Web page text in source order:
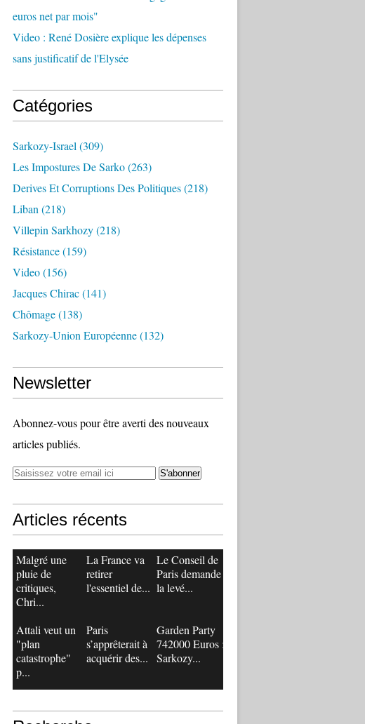
euros net par mois"
Video : René Dosière explique les dépenses
sans justificatif de l'Elysée
Catégories
Sarkozy-Israel (309)
Les Impostures De Sarko(263)
Derives Et Corruptions Des Politiques(218)
Liban (218)
Villepin Sarkhozy(218)
Résistance(159)
Video(156)
Jacques Chirac(141)
Chômage(138)
Sarkozy-Union Européenne(132)
Newsletter
Abonnez-vous pour être averti des nouveaux
articles publiés.
Articles récents
Malgré une
pluie de
critiques,
Chri...
La France va
retirer
l'essentiel de...
Le Conseil de
Paris demande
la levé...
Attali veut un
"plan
catastrophe"
p...
Paris
s’apprêterait à
acquérir des...
Garden Party
742000 Euros :
Sarkozy...